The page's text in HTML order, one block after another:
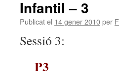
Infantil – 3
Publicat el 14 gener 2010per
Sessió 3:
P3